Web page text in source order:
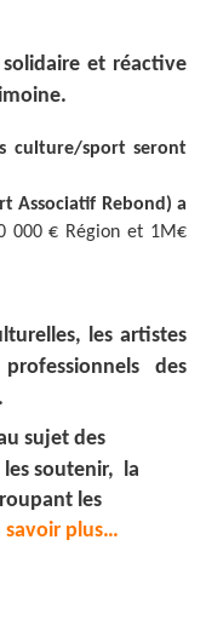
et réactive
culture/sport seront
Associatif Rebond) a
000 € Région et 1M€
les artistes
des
sujet des
les soutenir, la
les
savoir plus…